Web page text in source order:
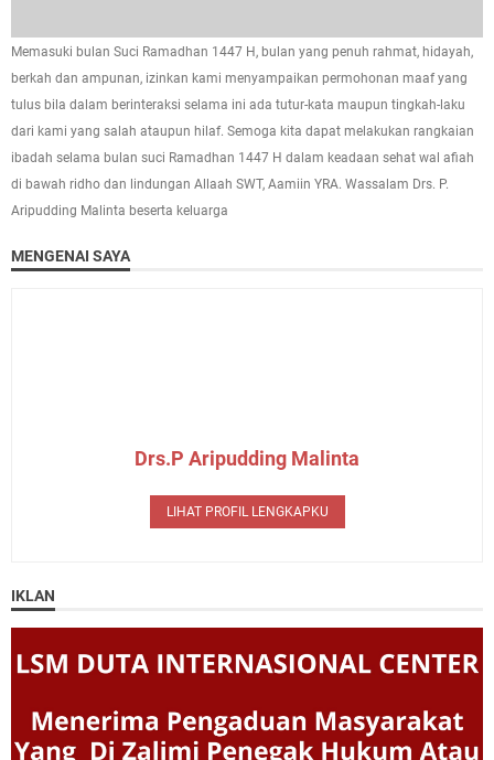
Memasuki bulan Suci Ramadhan 1447 H, bulan yang penuh rahmat, hidayah,
berkah dan ampunan, izinkan kami menyampaikan permohonan maaf yang
tulus bila dalam berinteraksi selama ini ada tutur-kata maupun tingkah-laku
dari kami yang salah ataupun hilaf. Semoga kita dapat melakukan rangkaian
ibadah selama bulan suci Ramadhan 1447 H dalam keadaan sehat wal afiah
di bawah ridho dan lindungan Allaah SWT, Aamiin YRA. Wassalam Drs. P.
Aripudding Malinta beserta keluarga
MENGENAI SAYA
Drs.P Aripudding Malinta
LIHAT PROFIL LENGKAPKU
IKLAN